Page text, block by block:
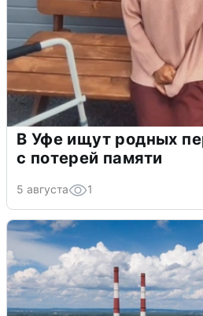
В Уфе ищут родных
с потерей памяти
5 августа 1